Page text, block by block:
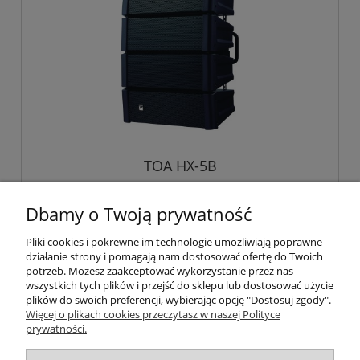
TOA HX-5B
4 000,00 zł
Pomoc
Moje konto
Dbamy o Twoją prywatność
Pliki cookies i pokrewne im technologie umożliwiają poprawne
działanie strony i pomagają nam dostosować ofertę do Twoich
potrzeb. Możesz zaakceptować wykorzystanie przez nas
wszystkich tych plików i przejść do sklepu lub dostosować użycie
plików do swoich preferencji, wybierając opcję "Dostosuj zgody".
Więcej o plikach cookies przeczytasz w naszej Polityce
prywatności.